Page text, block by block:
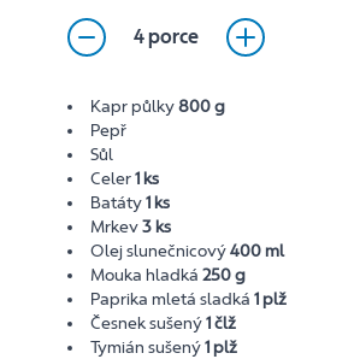
4 porce
Kapr půlky800 g
Pepř
Sůl
Celer1 ks
Batáty1 ks
Mrkev3 ks
Olej slunečnicový400 ml
Mouka hladká250 g
Paprika mletá sladká1 plž
Česnek sušený1 člž
Tymián sušený1 plž